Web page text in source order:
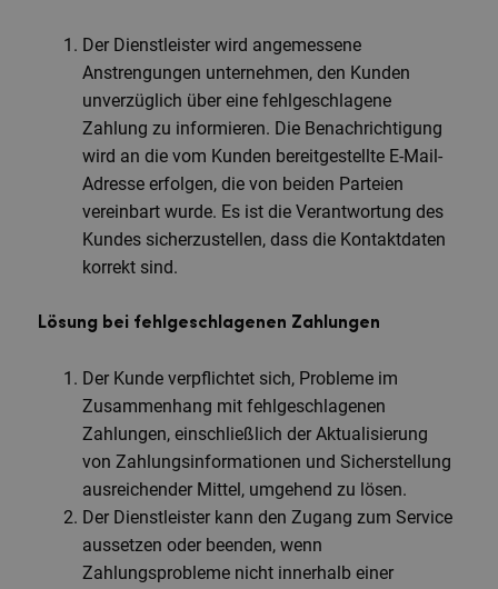
Der Dienstleister wird angemessene
Anstrengungen unternehmen, den Kunden
unverzüglich über eine fehlgeschlagene
Zahlung zu informieren. Die Benachrichtigung
wird an die vom Kunden bereitgestellte E-Mail-
Adresse erfolgen, die von beiden Parteien
vereinbart wurde. Es ist die Verantwortung des
Kundes sicherzustellen, dass die Kontaktdaten
korrekt sind.
Lösung bei fehlgeschlagenen Zahlungen
Der Kunde verpflichtet sich, Probleme im
Zusammenhang mit fehlgeschlagenen
Zahlungen, einschließlich der Aktualisierung
von Zahlungsinformationen und Sicherstellung
ausreichender Mittel, umgehend zu lösen.
Der Dienstleister kann den Zugang zum Service
aussetzen oder beenden, wenn
Zahlungsprobleme nicht innerhalb einer